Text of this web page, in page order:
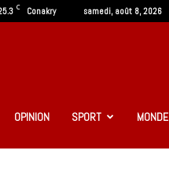
C Conakry samedi, août 8, 2026
OPINION SPORT MONDE